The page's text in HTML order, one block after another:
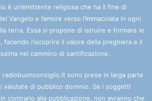
è un’emittente religiosa che ha il fine di
Vangelo e l’amore verso l’Immacolata in ogni
terra. Essa si propone di istruire e formare le
facendo riscoprire il valore della preghiera e il
nel cammino di santificazione.
sono prese in larga parte
valutate di pubblico dominio. Se i soggetti
contrario alla pubblicazione, non avranno che